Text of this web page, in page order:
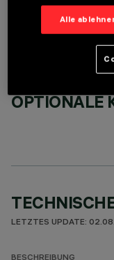
Um das Produkt
Zubehörteile bestellt werden:
OPTIONALE
LETZTES UPDATE:
Alle